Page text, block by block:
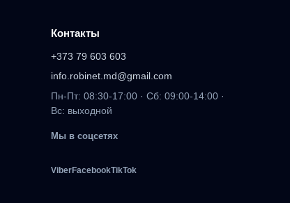
Контакты
+373 79 603 603
info.robinet.md@gmail.com
Пн-Пт: 08:30-17:00 · Сб: 09:00-14:00 ·
Вс: выходной
Мы в соцсетях
ViberFacebookTikTok